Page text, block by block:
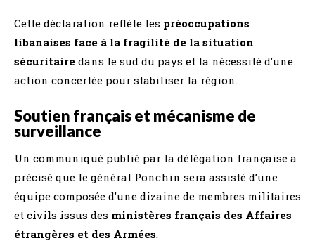
Cette déclaration reflète les préoccupations
libanaises face à la fragilité de la situation
sécuritaire dans le sud du pays et la nécessité d’une
action concertée pour stabiliser la région.
Soutien français et mécanisme de
surveillance
Un communiqué publié par la délégation française a
précisé que le général Ponchin sera assisté d’une
équipe composée d’une dizaine de membres militaires
et civils issus des ministères français des Affaires
étrangères et des Armées.